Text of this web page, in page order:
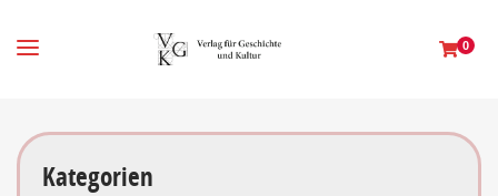
0
Kategorien